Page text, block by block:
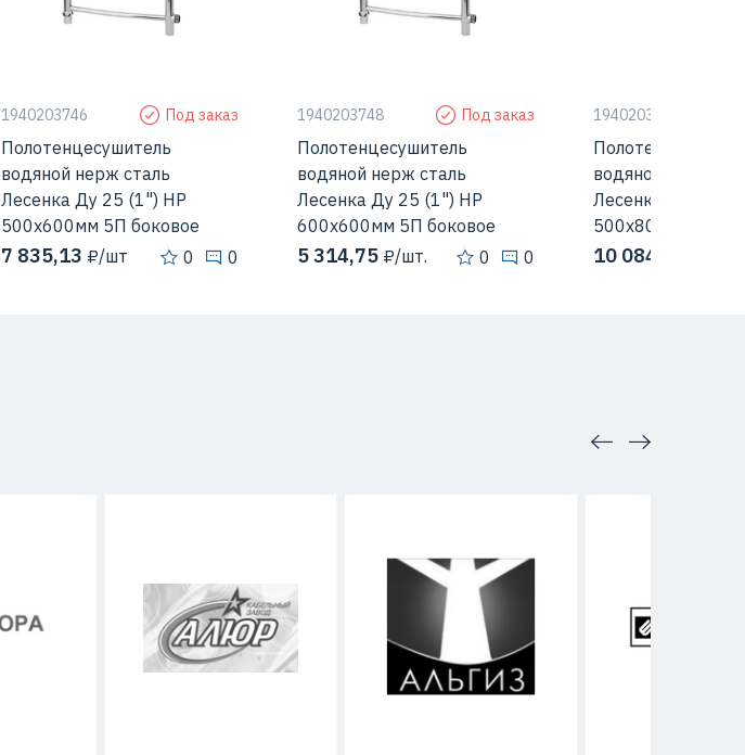
1940203746 Под заказ
Полотенцесушитель
водяной нерж сталь
Лесенка Ду 25 (1") НР
500х600мм 5П боковое
подключени...
7 835,13 ₽/шт 0 0
1940203748 Под заказ
Полотенцесушитель
водяной нерж сталь
Лесенка Ду 25 (1") НР
600х600мм 5П боковое
подключени...
5 314,75 ₽/шт. 0 0
1940203749
водяной нерж
Лесенка Ду 25
500х800мм 6П
подключени...
10 084,63